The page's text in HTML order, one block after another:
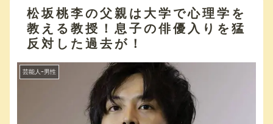
松坂桃李の父親は大学で心理学を
教える教授！息子の俳優入りを猛
反対した過去が！
芸能人ｰ男性